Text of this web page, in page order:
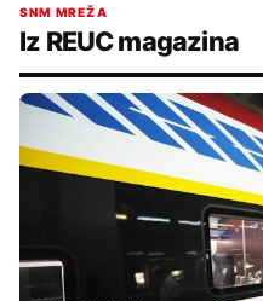
SNM MREŽA
Iz REUC magazina